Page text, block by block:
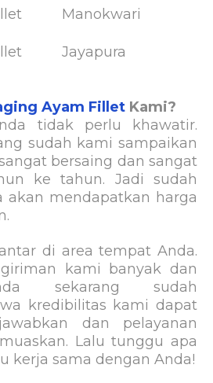
Manokwari
Jayapura
Ayam Fillet Kami?
tidak perlu khawatir.
sudah kami sampaikan
bersaing dan sangat
ke tahun. Jadi sudah
akan mendapatkan harga
di area tempat Anda.
kami banyak dan
sekarang sudah
kredibilitas kami dapat
dan pelayanan
Lalu tunggu apa
kerja sama dengan Anda!